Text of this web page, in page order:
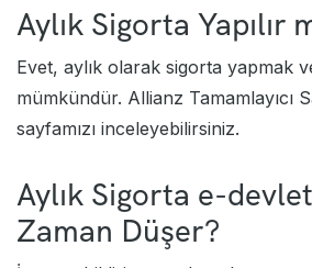
Aylık Sigorta Yapılır
Evet, aylık olarak sigorta yapmak
mümkündür. Allianz Tamamlayıcı
sayfamızı inceleyebilirsiniz.
Aylık Sigorta e-
Zaman Düşer?